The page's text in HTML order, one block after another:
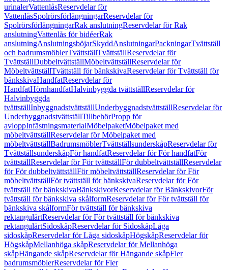
urinalerVattenlåsReservdelar för
VattenlåsSpolrörsförlängningarReservdelar för
SpolrörsförlängningarRak anslutningReservdelar för Rak
anslutningVattenlås för bidéerRak
anslutningAnslutningsböjarSkyddAnslutningarPackningarTvättställ
och badrumsmöblerTvättställTvättställReservdelar för
TvättställDubbeltvättställMöbeltvättställReservdelar för
MöbeltvättställTvättställ för bänkskivaReservdelar för Tvättställ för
bänkskivaHandfatReservdelar för
HandfatHörnhandfatHalvinbyggda tvättställReservdelar för
Halvinbyggda
tvättställInbyggnadstvättställUnderbyggnadstvättställReservdelar för
UnderbyggnadstvättställTillbehörPropp för
avloppInfästningsmaterialMöbelpaketMöbelpaket med
möbeltvättställReservdelar för Möbelpaket med
möbeltvättställBadrumsmöblerTvättställsunderskåpReservdelar för
TvättställsunderskåpFör handfatReservdelar för För handfatFör
tvättställReservdelar för För tvättställFör dubbeltvättställReservdelar
för För dubbeltvättställFör möbeltvättställReservdelar för För
möbeltvättställFör tvättställ för bänkskivaReservdelar för För
tvättställ för bänkskivaBänkskivorReservdelar för BänkskivorFör
tvättställ för bänkskiva skålformReservdelar för För tvättställ för
bänkskiva skålformFör tvättställ för bänkskiva
rektangulärtReservdelar för För tvättställ för bänkskiva
rektangulärtSidoskåpReservdelar för SidoskåpLåga
sidoskåpReservdelar för Låga sidoskåpHögskåpReservdelar för
HögskåpMellanhöga skåpReservdelar för Mellanhöga
skåpHängande skåpReservdelar för Hängande skåpFler
badrumsmöblerReservdelar för Fler